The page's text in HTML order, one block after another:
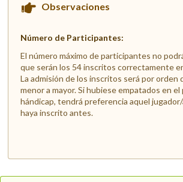
Observaciones
Número de Participantes:
El número máximo de participantes no
que serán los 54 inscritos correctamente
La admisión de los inscritos será por orden
menor a mayor. Si hubiese empatados en
hándicap, tendrá preferencia aquel
haya inscrito antes.